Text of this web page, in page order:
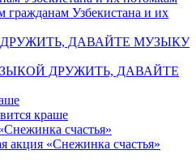
гражданам Узбекистана и их
ДРУЖИТЬ, ДАВАЙТЕ
краше
акция «Снежинка счастья»